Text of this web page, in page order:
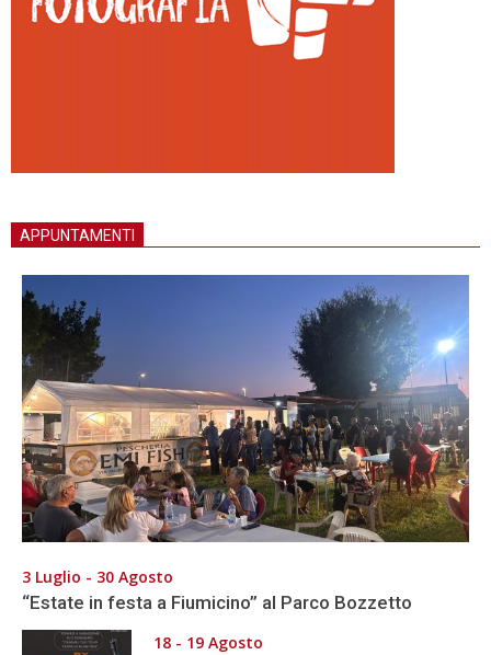
APPUNTAMENTI
3 Luglio - 30 Agosto
“Estate in festa a Fiumicino” al Parco Bozzetto
18 - 19 Agosto